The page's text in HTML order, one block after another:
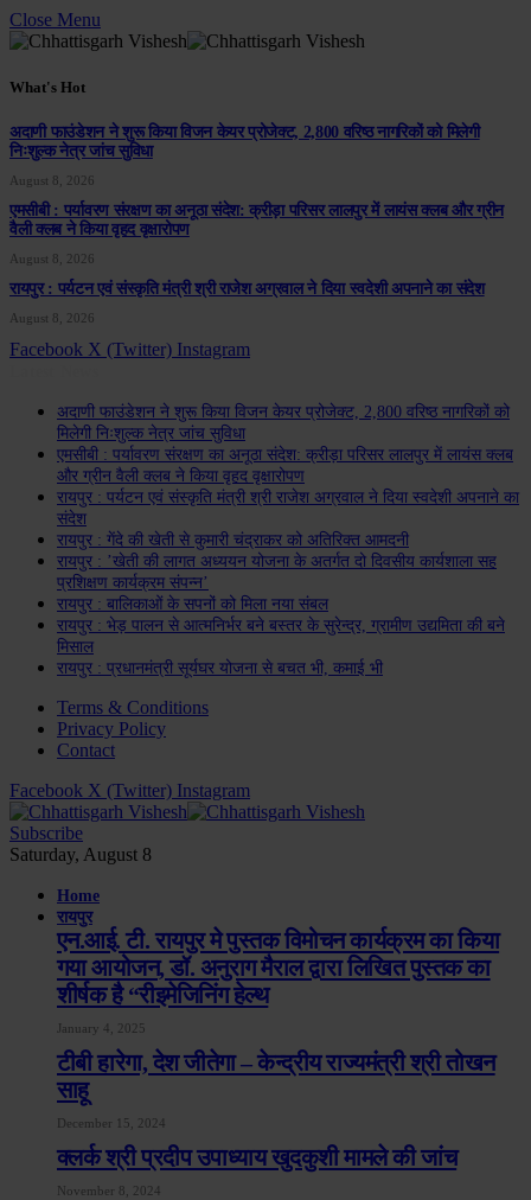
Close Menu
What's Hot
अदाणी फाउंडेशन ने शुरू किया विजन केयर प्रोजेक्ट, 2,800 वरिष्ठ नागरिकों को मिलेगी
निःशुल्क नेत्र जांच सुविधा
August 8, 2026
एमसीबी : पर्यावरण संरक्षण का अनूठा संदेश: क्रीड़ा परिसर लालपुर में लायंस क्लब और ग्रीन
वैली क्लब ने किया वृहद वृक्षारोपण
August 8, 2026
रायपुर : पर्यटन एवं संस्कृति मंत्री श्री राजेश अग्रवाल ने दिया स्वदेशी अपनाने का संदेश
August 8, 2026
Facebook X (Twitter) Instagram
अदाणी फाउंडेशन ने शुरू किया विजन केयर प्रोजेक्ट, 2,800 वरिष्ठ नागरिकों को
मिलेगी निःशुल्क नेत्र जांच सुविधा
एमसीबी : पर्यावरण संरक्षण का अनूठा संदेश: क्रीड़ा परिसर लालपुर में लायंस क्लब
और ग्रीन वैली क्लब ने किया वृहद वृक्षारोपण
रायपुर : पर्यटन एवं संस्कृति मंत्री श्री राजेश अग्रवाल ने दिया स्वदेशी अपनाने का
संदेश
रायपुर : गेंदे की खेती से कुमारी चंद्राकर को अतिरिक्त आमदनी
रायपुर : ’खेती की लागत अध्ययन योजना के अतर्गत दो दिवसीय कार्यशाला सह
प्रशिक्षण कार्यक्रम संपन्न’
रायपुर : बालिकाओं के सपनों को मिला नया संबल
रायपुर : भेड़ पालन से आत्मनिर्भर बने बस्तर के सुरेन्द्र, ग्रामीण उद्यमिता की बने
मिसाल
रायपुर : प्रधानमंत्री सूर्यघर योजना से बचत भी, कमाई भी
Terms & Conditions
Privacy Policy
Contact
Facebook X (Twitter) Instagram
Subscribe
Saturday, August 8
Home
रायपुर
एन.आई. टी. रायपुर मे पुस्तक विमोचन कार्यक्रम का किया
गया आयोजन, डॉ. अनुराग मैराल द्वारा लिखित पुस्तक का
शीर्षक है “रीइमेजिनिंग हेल्थ
January 4, 2025
टीबी हारेगा, देश जीतेगा – केन्द्रीय राज्यमंत्री श्री तोखन
साहू
December 15, 2024
क्लर्क श्री प्रदीप उपाध्याय खुदकुशी मामले की जांच
November 8, 2024